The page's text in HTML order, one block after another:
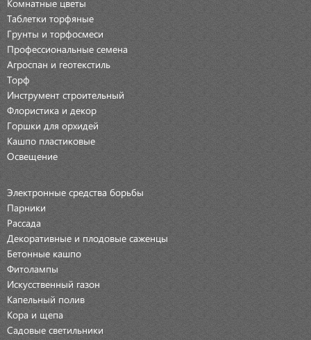
Комнатные цветы
Таблетки торфяные
Грунты и торфосмеси
Профессиональные семена
Агроспан и геотекстиль
Торф
Инструмент строительный
Флористика и декор
Горшки для орхидей
Кашпо пластиковые
Освещение
Электронные средства борьбы
Парники
Рассада
Декоративные и плодовые саженцы
Бетонные кашпо
Фитолампы
Искусственный газон
Капельный полив
Кора и щепа
Садовые светильники